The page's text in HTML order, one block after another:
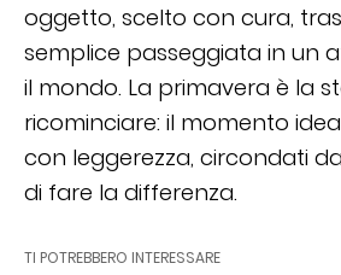
oggetto, scelto con cura,
semplice passeggiata in un
il mondo. La primavera è la
ricominciare: il momento
con leggerezza, circondati
di fare la differenza.
TI POTREBBERO INTERESSARE